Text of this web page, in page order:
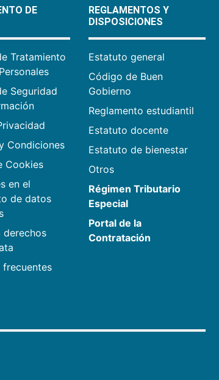
DE
Tratamiento
Seguridad
Condiciones
Cookies
en el
de datos
derechos
frecuentes
REGLAMENTOS Y
DISPOSICIONES
Estatuto general
Código de Buen
Gobierno
Reglamento estudiantil
Estatuto docente
Estatuto de bienestar
Otros
Régimen Tributario
Especial
Portal de la
Contratación